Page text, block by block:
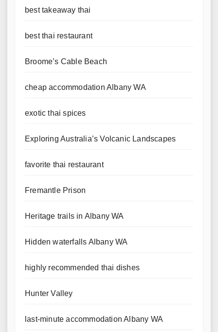
best takeaway thai
best thai restaurant
Broome’s Cable Beach
cheap accommodation Albany WA
exotic thai spices
Exploring Australia’s Volcanic Landscapes
favorite thai restaurant
Fremantle Prison
Heritage trails in Albany WA
Hidden waterfalls Albany WA
highly recommended thai dishes
Hunter Valley
last-minute accommodation Albany WA